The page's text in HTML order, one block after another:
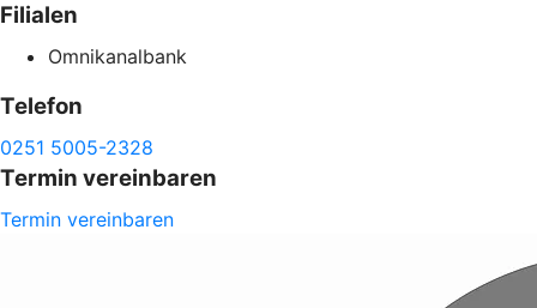
Filialen
Omnikanalbank
Telefon
0251 5005-2328
Termin vereinbaren
Termin vereinbaren